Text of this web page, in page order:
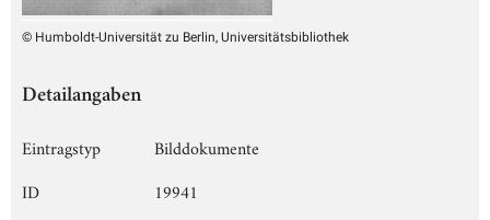
© Humboldt-Universität zu Berlin, Universitätsbibliothek
Detailangaben
Eintragstyp
Bilddokumente
ID
19941